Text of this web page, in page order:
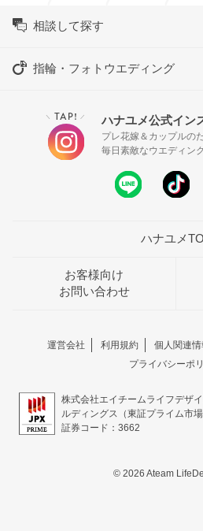
相談して探す
指輪・フォトウエディング
＼ TAP! ／ ハナユメ公式イン
プレ花嫁＆カップルの
毎日素敵なウエディン
ハナユメ
お客様向け
お問い合わせ
運営会社 利用規約
個人関連
プライバシーポ
株式会社エイチームライフデザ
ルディングス（東証プライム市
証券コード：3662
© 2026 Ateam